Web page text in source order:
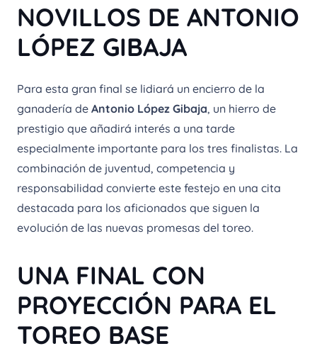
NOVILLOS DE ANTONIO
LÓPEZ GIBAJA
Para esta gran final se lidiará un encierro de la
ganadería de Antonio López Gibaja, un hierro de
prestigio que añadirá interés a una tarde
especialmente importante para los tres finalistas. La
combinación de juventud, competencia y
responsabilidad convierte este festejo en una cita
destacada para los aficionados que siguen la
evolución de las nuevas promesas del toreo.
UNA FINAL CON
PROYECCIÓN PARA EL
TOREO BASE